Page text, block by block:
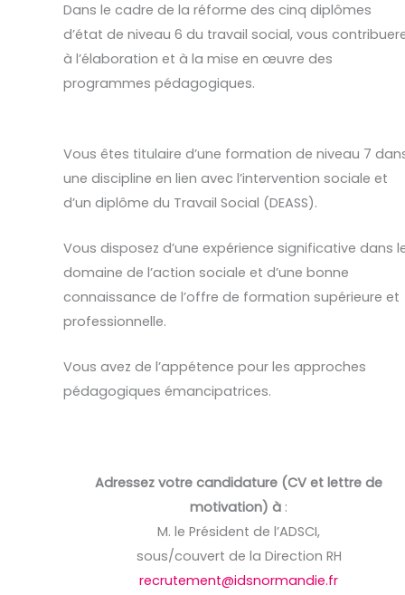
Dans le cadre de la réforme des cinq diplômes
d’état de niveau 6 du travail social, vous
à l’élaboration et à la mise en œuvre des
programmes pédagogiques.
Vous êtes titulaire d’une formation de niveau 7
une discipline en lien avec l’intervention sociale et
d’un diplôme du Travail Social (DEASS).
Vous disposez d’une expérience significative dans
domaine de l’action sociale et d’une bonne
connaissance de l’offre de formation supérieure et
professionnelle.
Vous avez de l’appétence pour les approches
pédagogiques émancipatrices.
Adressez votre candidature (CV et lettre de
motivation) à :
M. le Président de l’ADSCI,
sous/couvert de la Direction RH
recrutement@idsnormandie.fr